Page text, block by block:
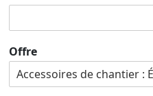
Offre